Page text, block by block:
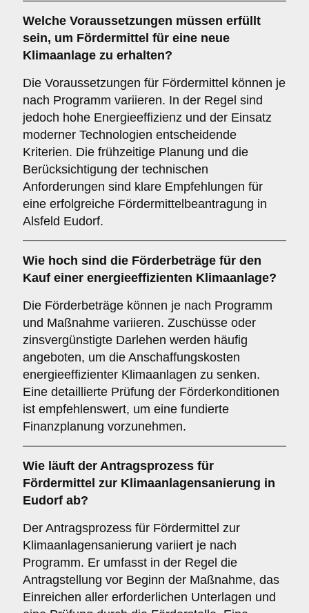
Welche Voraussetzungen müssen erfüllt
sein, um Fördermittel für eine neue
Klimaanlage zu erhalten?
Die Voraussetzungen für Fördermittel können je
nach Programm variieren. In der Regel sind
jedoch hohe Energieeffizienz und der Einsatz
moderner Technologien entscheidende
Kriterien. Die frühzeitige Planung und die
Berücksichtigung der technischen
Anforderungen sind klare Empfehlungen für
eine erfolgreiche Fördermittelbeantragung in
Alsfeld Eudorf.
Wie hoch sind die Förderbeträge für den
Kauf einer energieeffizienten Klimaanlage?
Die Förderbeträge können je nach Programm
und Maßnahme variieren. Zuschüsse oder
zinsvergünstigte Darlehen werden häufig
angeboten, um die Anschaffungskosten
energieeffizienter Klimaanlagen zu senken.
Eine detaillierte Prüfung der Förderkonditionen
ist empfehlenswert, um eine fundierte
Finanzplanung vorzunehmen.
Wie läuft der Antragsprozess für
Fördermittel zur Klimaanlagensanierung in
Eudorf ab?
Der Antragsprozess für Fördermittel zur
Klimaanlagensanierung variiert je nach
Programm. Er umfasst in der Regel die
Antragstellung vor Beginn der Maßnahme, das
Einreichen aller erforderlichen Unterlagen und